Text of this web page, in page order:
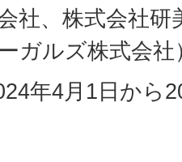
社、株式会社
ガルズ株式会社
年4月1日から